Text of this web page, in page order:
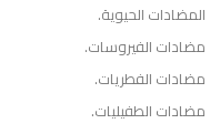
المضادات الحيوية.
مضادات الفيروسات.
مضادات الفطريات.
مضادات الطفيليات.